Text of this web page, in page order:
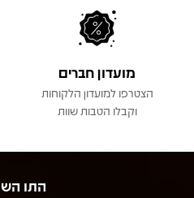
מועדון חברים
הצטרפו למועדון הלקוחות
וקבלו הטבות שוות
התו